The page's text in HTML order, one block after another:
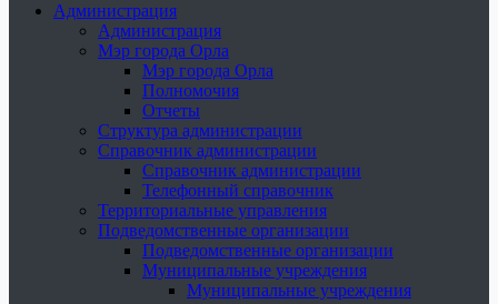
Администрация
Администрация
Мэр города Орла
Мэр города Орла
Полномочия
Отчеты
Структура администрации
Справочник администрации
Справочник администрации
Телефонный справочник
Территориальные управления
Подведомственные организации
Подведомственные организации
Муниципальные учреждения
Муниципальные учреждения